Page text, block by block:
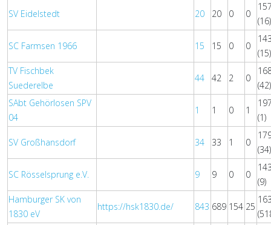
SV Eidelstedt 20 20 0 0
(16)
SC Farmsen 1966 15 15 0 0
(15)
TV Fischbek
Suederelbe
44 42 2 0
(42)
SAbt Gehörlosen SPV
04
1 1 0 1
(1)
SV Großhansdorf 34 33 1 0
(34)
SC Rösselsprung e.V. 9 9 0 0
(9)
Hamburger SK von
1830 eV
https://hsk1830.de/ 843 689 154 25